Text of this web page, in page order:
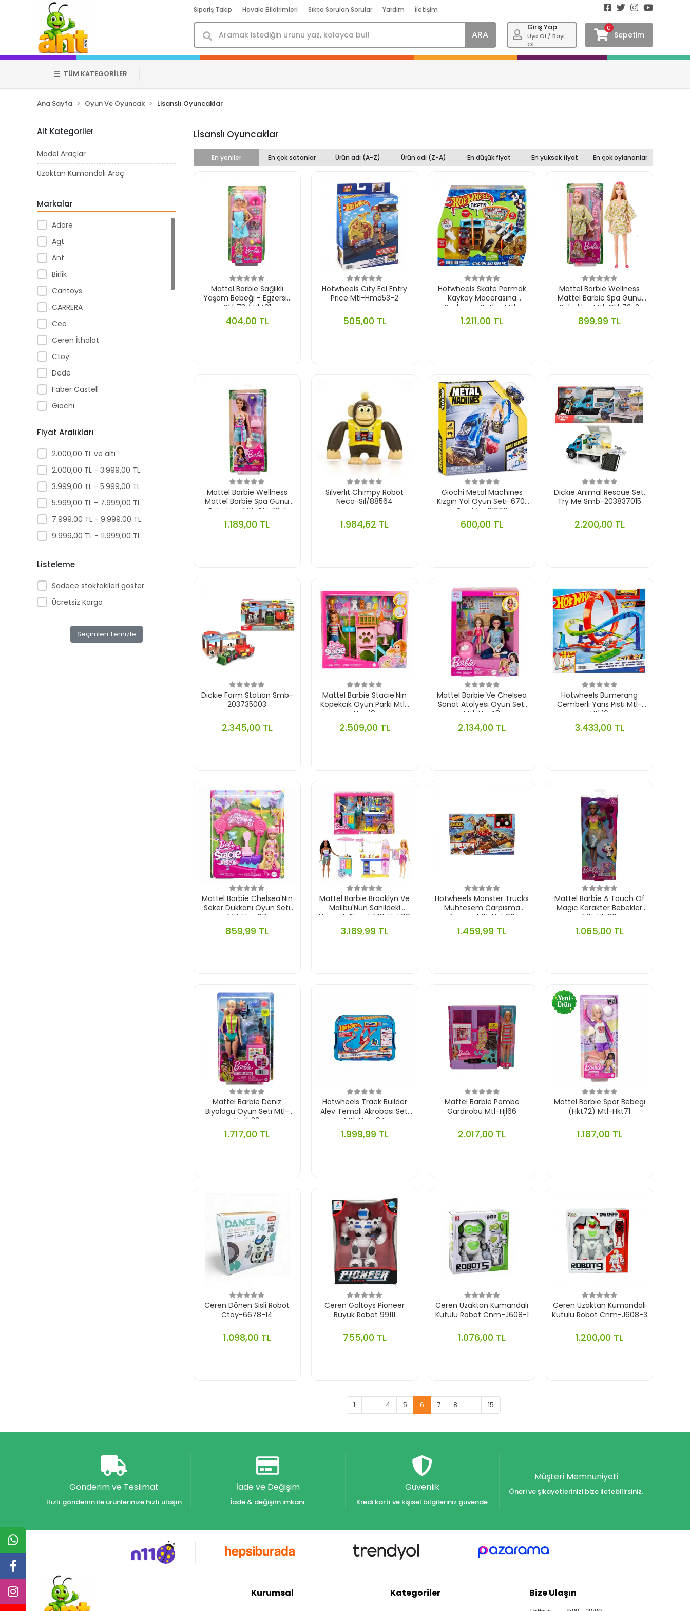
Sipariş Takip Havale Bildirimleri Sıkça Sorulan Sorular Yardım İletişim
ARA
Giriş Yap
Üye Ol / Bayi
Ol
0
Sepetim
TÜM KATEGORİLER
Ana Sayfa Oyun Ve Oyuncak Lisanslı Oyuncaklar
Alt Kategoriler
Model Araçlar
Uzaktan Kumandalı Araç
Markalar
Adore
Agt
Ant
Birlik
Cantoys
CARRERA
Ceo
Ceren İthalat
Ctoy
Dede
Faber Castell
Gıochı
Hak-İş Oyuncak
Hasbro
Kanz
Mattel
Nancy
Neco Toys
Nıtro
Sağlam Züccaciye
Simba
Sımba
Spın Master
Fiyat Aralıkları
2.000,00 TL ve altı
2.000,00 TL - 3.999,00 TL
3.999,00 TL - 5.999,00 TL
5.999,00 TL - 7.999,00 TL
7.999,00 TL - 9.999,00 TL
9.999,00 TL - 11.999,00 TL
Listeleme
Sadece stoktakileri göster
Ücretsiz Kargo
Seçimleri Temizle
Lisanslı Oyuncaklar
En yeniler En çok satanlar Ürün adı (A-Z) Ürün adı (Z-A) En düşük fiyat En yüksek fiyat En çok oylananlar
Mattel Barbie Sağlıklı
Yaşam Bebeği - Egzersiz
Gkh73 / Hkt91
404,00 TL
Hotwheels Cıty Ecl Entry
Prıce Mtl-Hmd53-2
505,00 TL
Hotwheels Skate Parmak
Kaykay Macerasına
Baslangıc Setlerı Mtl-
Hgt91-3
1.211,00 TL
Mattel Barbie Wellness
Mattel Barbie Spa Gunu
Bebeklerı Mtl-Gkh73-2
899,99 TL
Mattel Barbie Wellness
Mattel Barbie Spa Gunu
Bebeklerı Mtl-Gkh73-1
1.189,00 TL
Sılverlıt Chımpy Robot
Neco-Sıl/88564
1.984,62 TL
Giochi Metal Machınes
Kızgın Yol Oyun Setı-6701
Gıo-Mea01000
600,00 TL
Dıckıe Anımal Rescue Set,
Try Me Smb-203837015
2.200,00 TL
Dıckıe Farm Statıon Smb-
203735003
2.345,00 TL
Mattel Barbie Stacıe'Nın
Kopekcık Oyun Parkı Mtl-
Hrm10
2.509,00 TL
Mattel Barbie Ve Chelsea
Sanat Atolyesı Oyun Setı
Mtl-Hrg48
2.134,00 TL
Hotwheels Bumerang
Cemberlı Yarıs Pıstı Mtl-
Htk16
3.433,00 TL
Mattel Barbie Chelsea'Nın
Seker Dukkanı Oyun Setı
Mtl-Hrm07
859,99 TL
Mattel Barbie Brooklyn Ve
Malibu'Nun Sahildeki
Yiyecek Standı Mtl-Hnk99
3.189,99 TL
Hotwheels Monster Trucks
Muhtesem Carpısma
Arenası Mtl-Hnb96
1.459,99 TL
Mattel Barbie A Touch Of
Magıc Karakter Bebekler
Mtl-Hlc36
1.065,00 TL
Mattel Barbie Denız
Bıyologu Oyun Setı Mtl-
Hmh26
1.717,00 TL
Hotwheels Track Buılder
Alev Temalı Akrobası Setı
Mtl-Hmc04
1.999,99 TL
Mattel Barbie Pembe
Gardırobu Mtl-Hjl66
2.017,00 TL
Mattel Barbie Spor Bebegı
(Hkt72) Mtl-Hkt71
1.187,00 TL
Ceren Dönen Sisli Robot
Ctoy-6678-14
1.098,00 TL
Ceren Galtoys Pioneer
Büyük Robot 99111
755,00 TL
Ceren Uzaktan Kumandalı
Kutulu Robot Cnm-J608-1
1.076,00 TL
Ceren Uzaktan Kumandalı
Kutulu Robot Cnm-J608-3
1.200,00 TL
1 ... 4 5 6 7 8 ... 15
Gönderim ve Teslimat
Hızlı gönderim ile ürünlerinize hızlı ulaşın
İade ve Değişim
İade & değişim imkanı
Güvenlik
Kredi kartı ve kişisel bilgileriniz güvende
Müşteri Memnuniyeti
Öneri ve şikayetlerinizi bize iletebilirsiniz.
Kurumsal Kategoriler Bize Ulaşın